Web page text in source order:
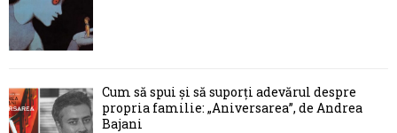
Cum să spui și să suporți adevărul despre
propria familie: „Aniversarea”, de Andrea
Bajani